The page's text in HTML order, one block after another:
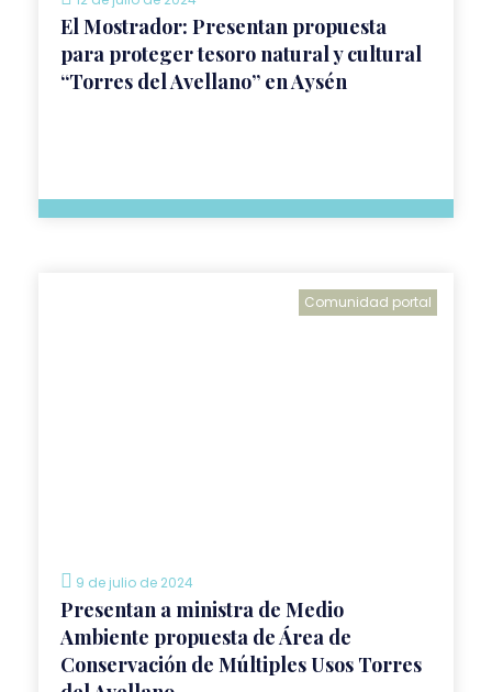
El Mostrador: Presentan propuesta
para proteger tesoro natural y cultural
“Torres del Avellano” en Aysén
Comunidad portal
9 de julio de 2024
Presentan a ministra de Medio
Ambiente propuesta de Área de
Conservación de Múltiples Usos Torres